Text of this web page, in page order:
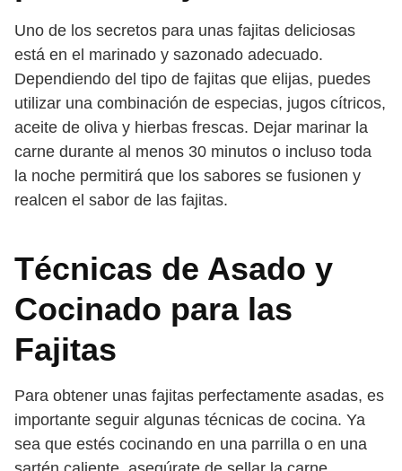
Uno de los secretos para unas fajitas deliciosas
está en el marinado y sazonado adecuado.
Dependiendo del tipo de fajitas que elijas, puedes
utilizar una combinación de especias, jugos cítricos,
aceite de oliva y hierbas frescas. Dejar marinar la
carne durante al menos 30 minutos o incluso toda
la noche permitirá que los sabores se fusionen y
realcen el sabor de las fajitas.
Técnicas de Asado y
Cocinado para las
Fajitas
Para obtener unas fajitas perfectamente asadas, es
importante seguir algunas técnicas de cocina. Ya
sea que estés cocinando en una parrilla o en una